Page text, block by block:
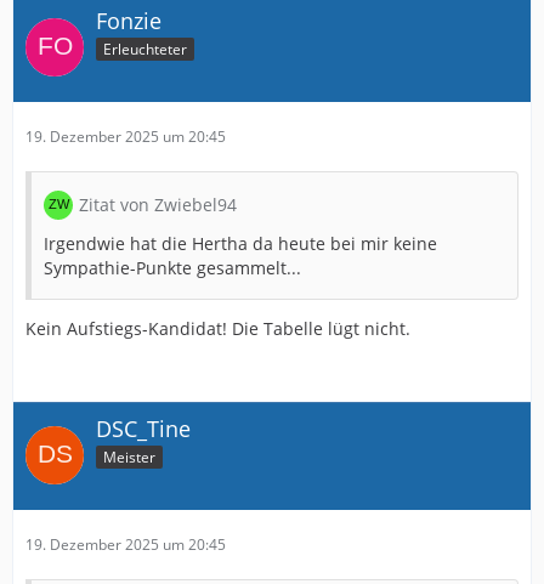
Fonzie
Erleuchteter
19. Dezember 2025 um 20:45
Zitat von Zwiebel94
Irgendwie hat die Hertha da heute bei mir keine
Sympathie-Punkte gesammelt...
Kein Aufstiegs-Kandidat! Die Tabelle lügt nicht.
DSC_Tine
Meister
19. Dezember 2025 um 20:45